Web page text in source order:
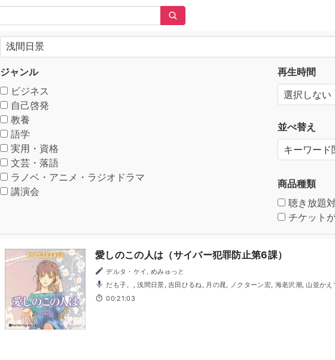
ジャンル
ビジネス
自己啓発
教養
語学
実用・資格
文芸・落語
ラノベ・アニメ・ラジオドラマ
講演会
再生時間
並べ替え
商品種類
聴き放題
チケット
愛しのこの人は（サイバー犯罪防止第6課）
デルタ・ケイ, めみゅっと
輔, こりす
00:21:03